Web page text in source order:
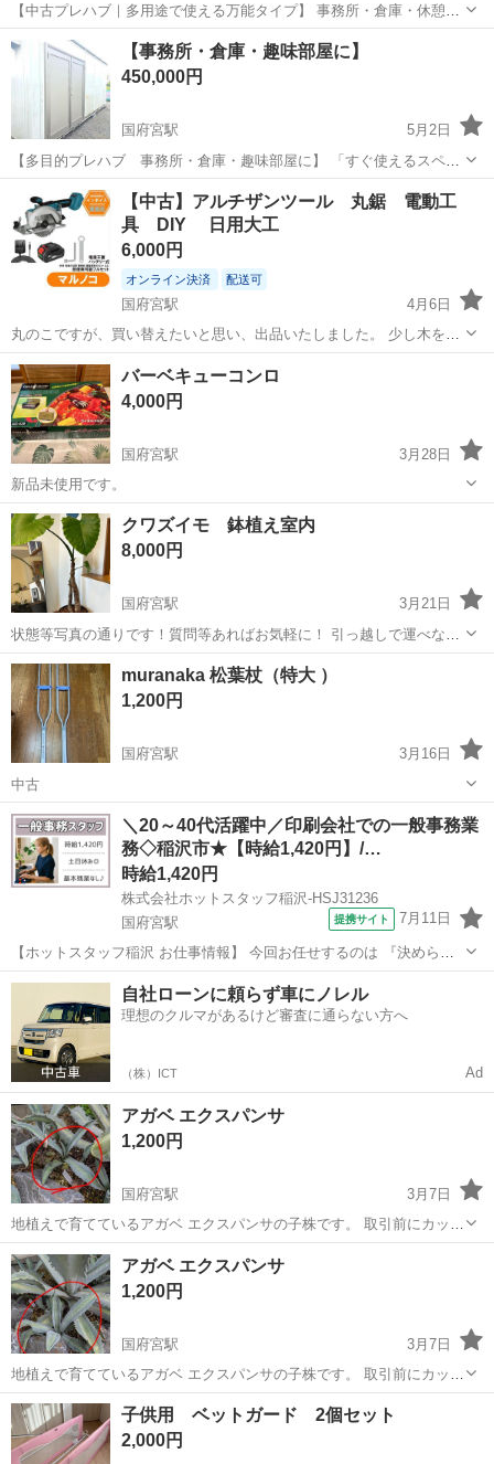
【中古プレハブ｜多用途で使える万能タイプ】 事務所・倉庫・休憩
所・作業部屋・趣味スペースなど、幅広い用途に対応できる中古プレ
ハブです。 シンプルな構造で使い勝手がよく、設置後すぐに活用でき
る実用的な一棟。 ■サイズ 横：約5...
愛知 稲沢市 国府宮駅 その他 プレハブ
【事務所・倉庫・趣味部屋に】
450,000円
国府宮駅
5月2日
【多目的プレハブ 事務所・倉庫・趣味部屋に】 「すぐ使えるスペー
スが欲しい」 そんな方にちょうどいい、中古プレハブのご案内です。
事務所・倉庫・休憩所・作業部屋・趣味部屋など、用途は自由。 シン
プルだからこそ、現場でもプライ...
稲沢市 国府宮駅 その他
【中古】アルチザンツール 丸鋸 電動工
具 DIY 日用大工
6,000円
オンライン決済 配送可
国府宮駅
4月6日
丸のこですが、買い替えたいと思い、出品いたしました。 少し木を切
りたいとか、ゴミ出しのために小さくしたいなど。 たまに使いました
が、本体、充電器、バッテリーあります。 【内容】 本体 （木材用の
刃つき、分厚いです） バッテリ...
愛知 稲沢市 国府宮駅
バーベキューコンロ
4,000円
国府宮駅
3月28日
新品未使用です。
愛知 稲沢市 国府宮駅 その他 バーベキュー
クワズイモ 鉢植え室内
8,000円
国府宮駅
3月21日
状態等写真の通りです！質問等あればお気軽に！ 引っ越しで運べない
ためお譲りしたいです！
愛知 稲沢市 その他 クワズイモ
muranaka 松葉杖（特大 ）
1,200円
国府宮駅
3月16日
中古
愛知 稲沢市 国府宮駅 その他 特大
＼20～40代活躍中／印刷会社での一般事務業
務◇稲沢市★【時給1,420円】/…
時給1,420円
株式会社ホットスタッフ稲沢-HSJ31236
国府宮駅
提携サイト 7月11日
【ホットスタッフ稲沢 お仕事情報】 今回お任せするのは 『決められ
たフォーマットへの入力作業!』
━━━━━━━━━━━━━━━━━━━━ 【 仕事内容 】 ・納品書
作成 ・請求書作成 ・電話対応(取次ぎ程度) 以上の...
愛知 国府宮駅
自社ローンに頼らず車にノレル
理想のクルマがあるけど審査に通らない方へ
（株）ICT Ad
アガベ エクスパンサ
1,200円
国府宮駅
3月7日
地植えで育てているアガベ エクスパンサの子株です。 取引前にカット
してそのままお渡しします。 基本的には土日の受け渡しを希望してお
ります。 場所は名鉄国府宮駅でお願いしております。
愛知 稲沢市 国府宮駅 その他
アガベ エクスパンサ
1,200円
国府宮駅
3月7日
地植えで育てているアガベ エクスパンサの子株です。 取引前にカット
してそのままお渡しします。 基本的には土日の受け渡しを希望してお
ります。 場所は名鉄国府宮駅でお願いしております。
愛知 稲沢市 国府宮駅 その他 アガベ
子供用 ベットガード 2個セット
2,000円